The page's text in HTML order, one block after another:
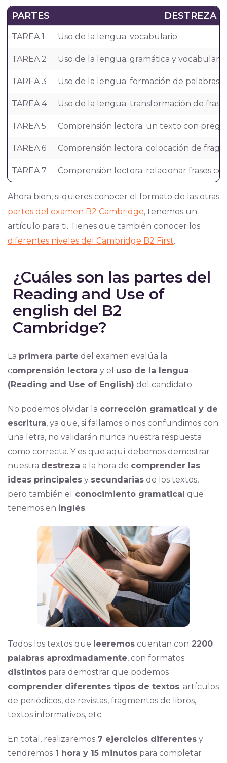
PARTES DESTREZA
TAREA 1 Uso de la lengua: vocabulario
TAREA 2 Uso de la lengua: gramática y vocabulario
TAREA 3 Uso de la lengua: formación de palabras
TAREA 4 Uso de la lengua: transformación de
TAREA 5 Comprensión lectora: un texto con
TAREA 6 Comprensión lectora: colocación de
TAREA 7 Comprensión lectora: relacionar frases
Ahora bien, si quieres conocer el formato de las otras
partes del examen B2 Cambridge, tenemos un
artículo para ti. Tienes que también conocer los
diferentes niveles del Cambridge B2 First.
¿Cuáles son las partes del
Reading and Use of
english del B2
Cambridge?
La primera parte del examen evalúa la
comprensión lectora y el uso de la lengua
(Reading and Use of English) del candidato.
No podemos olvidar la corrección gramatical y de
escritura, ya que, si fallamos o nos confundimos con
una letra, no validarán nunca nuestra respuesta
como correcta. Y es que aquí debemos demostrar
nuestra destreza a la hora de comprender las
ideas principalesy secundariasde los textos,
pero también el
conocimiento gramatical que
tenemos en inglés.
Todos los textos que leeremoscuentan con 2200
palabras aproximadamente, con formatos
distintospara demostrar que podemos
comprender diferentes tipos de textos: artículos
de periódicos, de revistas, fragmentos de libros,
textos informativos, etc.
En total, realizaremos 7 ejercicios diferentesy
tendremos1 hora y 15 minutospara completar